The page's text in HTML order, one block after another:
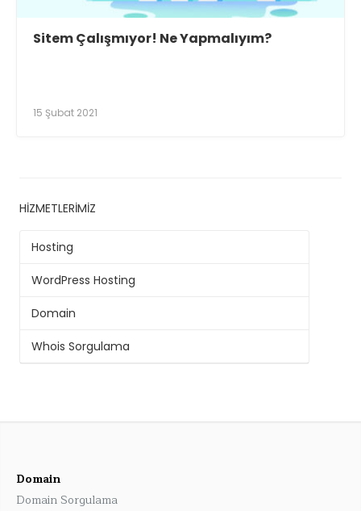
Sitem Çalışmıyor! Ne Yapmalıyım?
15 Şubat 2021
HIZMETLERIMIZ
Hosting
WordPress Hosting
Domain
Whois Sorgulama
Domain
Domain Sorgulama